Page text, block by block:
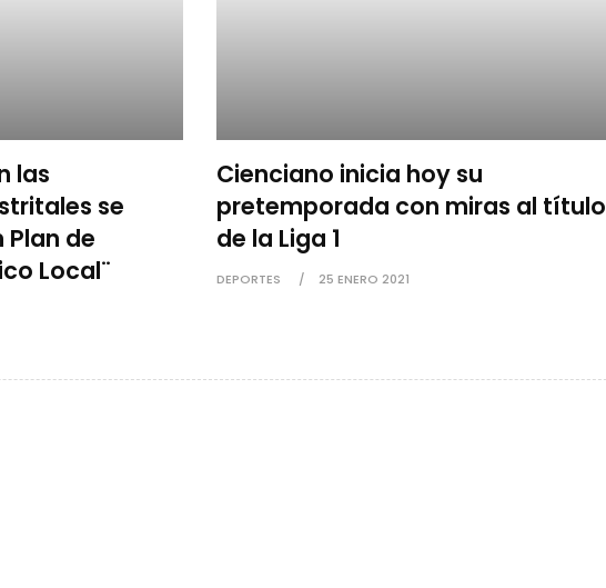
las
se
de
Local¨
Cienciano inicia hoy su
pretemporada con miras al título
de la Liga 1
DEPORTES 25 ENERO 2021